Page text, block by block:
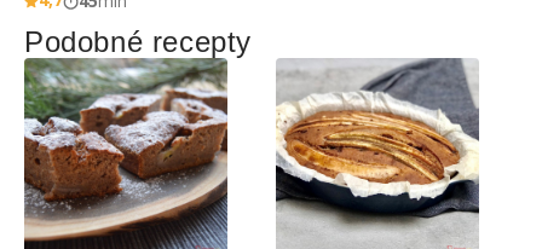
Podobné recepty